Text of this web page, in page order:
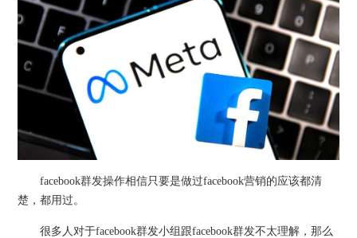
facebook群发操作相信只要是做过facebook营销的应该都清
楚，都用过。
很多人对于facebook群发小组跟facebook群发不太理解，那么